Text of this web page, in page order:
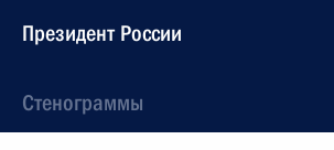
Президент России
Стенограммы